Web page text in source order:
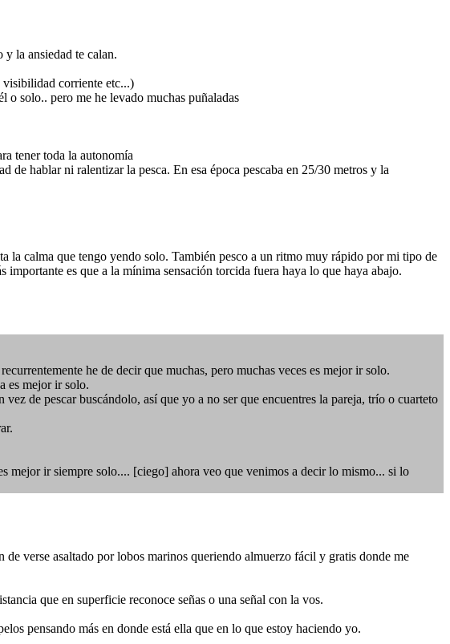
la ansiedad te calan.
visibilidad corriente etc...)
o solo.. pero me he levado muchas puñaladas
tener toda la autonomía
de hablar ni ralentizar la pesca. En esa época pescaba en 25/30 metros y la
calma que tengo yendo solo. También pesco a un ritmo muy rápido por mi tipo de
es que a la mínima sensación torcida fuera haya lo que haya abajo.
he de decir que muchas, pero muchas veces es mejor ir solo.
es mejor ir solo.
de pescar buscándolo, así que yo a no ser que encuentres la pareja, trío o cuarteto
mejor ir siempre solo.... [ciego] ahora veo que venimos a decir lo mismo... si lo
verse asaltado por lobos marinos queriendo almuerzo fácil y gratis donde me
que en superficie reconoce señas o una señal con la vos.
pensando más en donde está ella que en lo que estoy haciendo yo.